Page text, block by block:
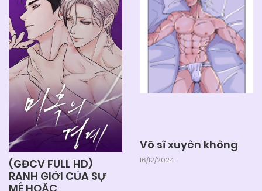
Chapter 49 04/06/2025
Chapter 48 04/06/2025
Chapter 47 04/06/2025
Chapter 46 04/06/2025
(GĐCV FULL HD)
RANH GIỚI CỦA SỰ
Võ sĩ xuyên không
16/12/2024